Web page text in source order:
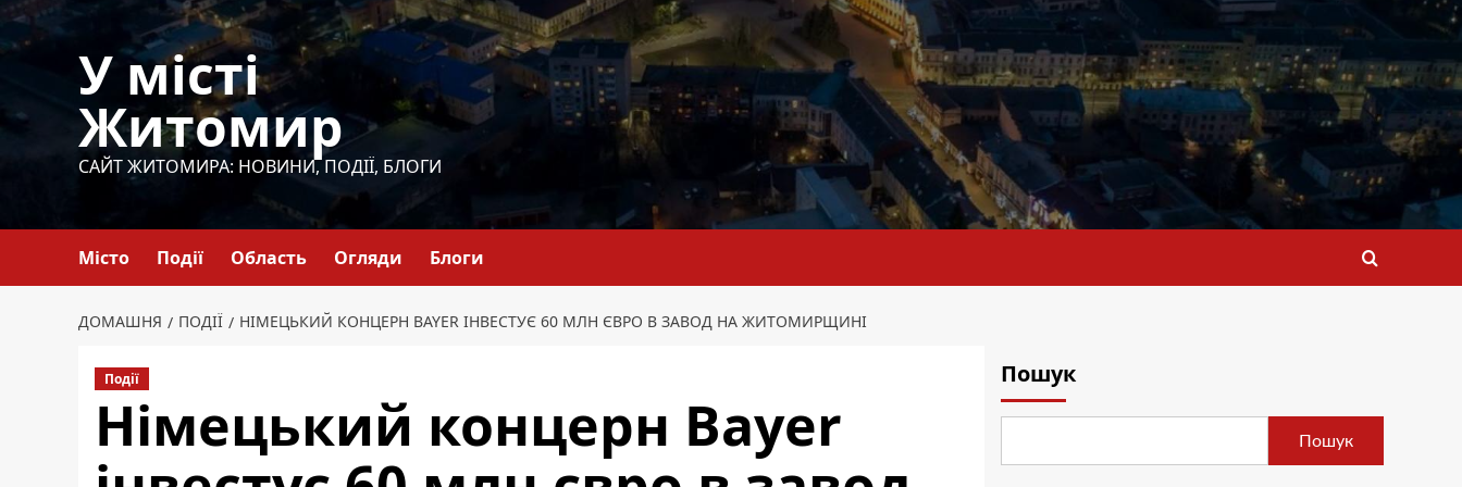
Перейти
У місті
Житомир
САЙТ ЖИТОМИРА: НОВИНИ, ПОДІЇ, БЛОГИ
Місто Події Область Огляди Блоги
ДОМАШНЯ ПОДІЇ НІМЕЦЬКИЙ КОНЦЕРН BAYER ІНВЕСТУЄ 60 МЛН ЄВРО В ЗАВОД НА ЖИТОМИРЩИНІ
Події
Німецький концерн Bayer
Пошук
Пошук